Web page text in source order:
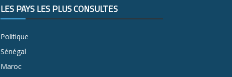
LES PAYS LES PLUS CONSULTÉS
Politique
Sénégal
Maroc